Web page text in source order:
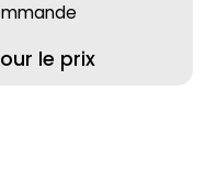
le prix